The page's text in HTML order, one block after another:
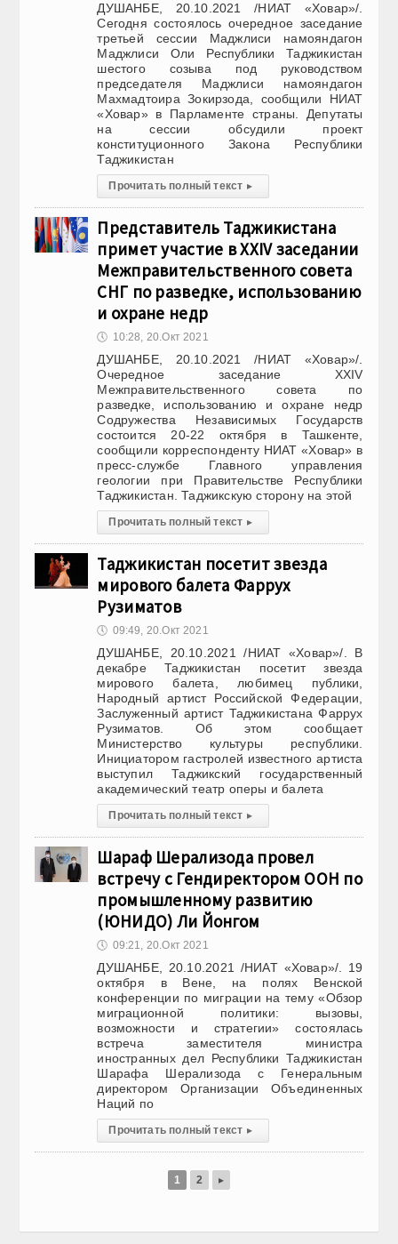
ДУШАНБЕ, 20.10.2021 /НИАТ «Ховар»/.
Сегодня состоялось очередное заседание
третьей сессии Маджлиси намояндагон
Маджлиси Оли Республики Таджикистан
шестого созыва под руководством
председателя Маджлиси намояндагон
Махмадтоира Зокирзода, сообщили НИАТ
«Ховар» в Парламенте страны. Депутаты
на сессии обсудили проект
конституционного Закона Республики
Таджикистан
Прочитать полный текст ▸
Представитель Таджикистана
примет участие в XXIV заседании
Межправительственного совета
СНГ по разведке, использованию
и охране недр
🕔 10:28, 20.Окт 2021
ДУШАНБЕ, 20.10.2021 /НИАТ «Ховар»/.
Очередное заседание XXIV
Межправительственного совета по
разведке, использованию и охране недр
Содружества Независимых Государств
состоится 20-22 октября в Ташкенте,
сообщили корреспонденту НИАТ «Ховар» в
пресс-службе Главного управления
геологии при Правительстве Республики
Таджикистан. Таджикскую сторону на этой
Прочитать полный текст ▸
Таджикистан посетит звезда
мирового балета Фаррух
Рузиматов
🕔 09:49, 20.Окт 2021
ДУШАНБЕ, 20.10.2021 /НИАТ «Ховар»/. В
декабре Таджикистан посетит звезда
мирового балета, любимец публики,
Народный артист Российской Федерации,
Заслуженный артист Таджикистана Фаррух
Рузиматов. Об этом сообщает
Министерство культуры республики.
Инициатором гастролей известного артиста
выступил Таджикский государственный
академический театр оперы и балета
Прочитать полный текст ▸
Шараф Шерализода провел
встречу с Гендиректором ООН по
промышленному развитию
(ЮНИДО) Ли Йонгом
🕔 09:21, 20.Окт 2021
ДУШАНБЕ, 20.10.2021 /НИАТ «Ховар»/. 19
октября в Вене, на полях Венской
конференции по миграции на тему «Обзор
миграционной политики: вызовы,
возможности и стратегии» состоялась
встреча заместителя министра
иностранных дел Республики Таджикистан
Шарафа Шерализода с Генеральным
директором Организации Объединенных
Наций по
Прочитать полный текст ▸
1 2 ▸